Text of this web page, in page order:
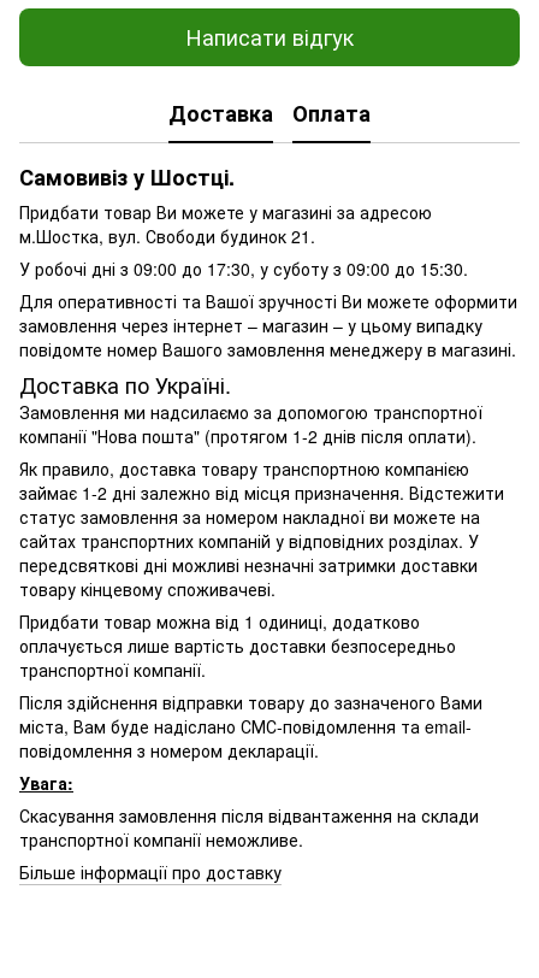
Написати відгук
Доставка Оплата
Самовивіз у Шостці.
Придбати товар Ви можете у магазині за адресою
м.Шостка, вул. Свободи будинок 21.
У робочі дні з 09:00 до 17:30, у суботу з 09:00 до 15:30.
Для оперативності та Вашої зручності Ви можете оформити
замовлення через інтернет – магазин – у цьому випадку
повідомте номер Вашого замовлення менеджеру в магазині.
Доставка по Україні.
Замовлення ми надсилаємо за допомогою транспортної
компанії "Нова пошта" (протягом 1-2 днів після оплати).
Як правило, доставка товару транспортною компанією
займає 1-2 дні залежно від місця призначення. Відстежити
статус замовлення за номером накладної ви можете на
сайтах транспортних компаній у відповідних розділах. У
передсвяткові дні можливі незначні затримки доставки
товару кінцевому споживачеві.
Придбати товар можна від 1 одиниці, додатково
оплачується лише вартість доставки безпосередньо
транспортної компанії.
Після здійснення відправки товару до зазначеного Вами
міста, Вам буде надіслано СМС-повідомлення та email-
повідомлення з номером декларації.
Увага:
Скасування замовлення після відвантаження на склади
транспортної компанії неможливе.
Більше інформації про доставку